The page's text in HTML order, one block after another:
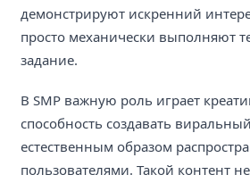
демонстрируют искренний
просто механически выполняют
задание.
В SMP важную роль играет
способность создавать
естественным образом
пользователями. Такой контент